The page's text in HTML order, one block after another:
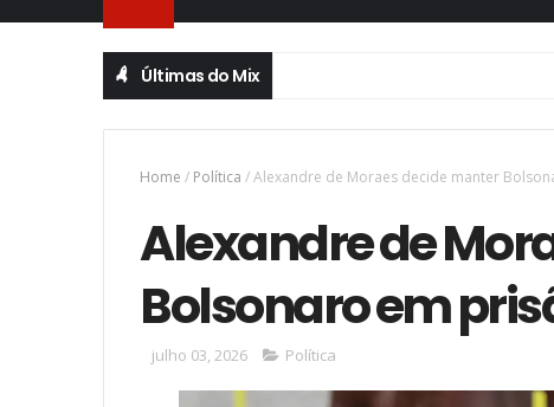
Últimas do Mix
Home / Política /Alexandre de Moraes decide manter
Alexandre de
Bolsonaro em
julho 03, 2026 Política